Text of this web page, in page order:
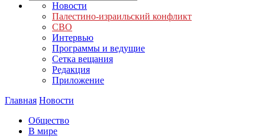
Новости
Палестино-израильский конфликт
СВО
Интервью
Программы и ведущие
Сетка вещания
Редакция
Приложение
Главная Новости
Общество
В мире